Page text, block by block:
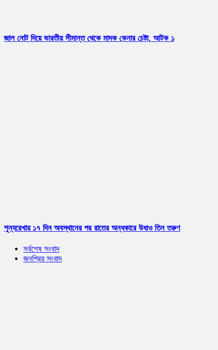
জাল নোট দিয়ে ভারতীয় সীমান্ত থেকে মাদক কেনার চেষ্টা, আটক ১
শূন্যরেখায় ১৭ দিন অবস্থানের পর রাতের অন্ধকারে উধাও তিন তরুণ
সর্বশেষ সংবাদ
জনপ্রিয় সংবাদ